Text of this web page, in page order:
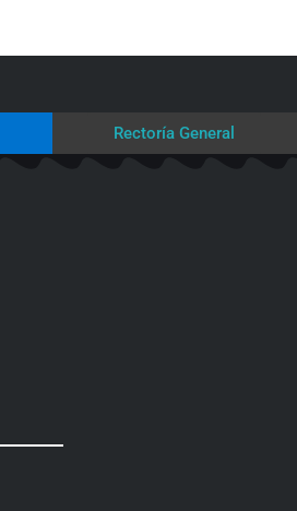
Rectoría General